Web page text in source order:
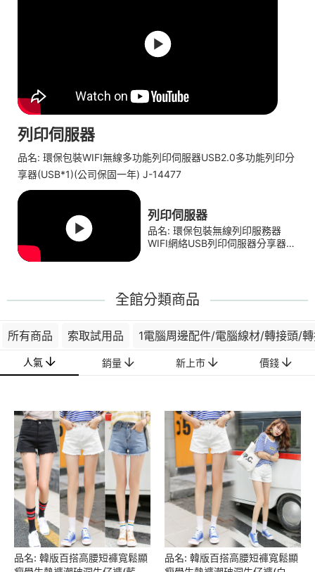
列印伺服器
品名: 環保包裝WIFI無線多功能列印伺服器USB2.0多功能列印分
享器(USB*1)(公司保固一年) J-14477
列印伺服器
品名: 環保包裝無線列印服務器
WIFI網絡USB列印伺服器分享器
全館分類商品
所有商品 索取試用品 1電腦周邊配件/電腦線材/轉接頭/
人氣 銷量 新上市 價錢
品名: 韓版百搭高腰短褲寬鬆顯
品名: 韓版百搭高腰短褲寬鬆顯